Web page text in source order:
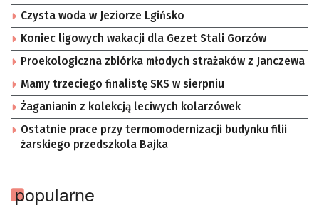
Czysta woda w Jeziorze Lgińsko
Koniec ligowych wakacji dla Gezet Stali Gorzów
Proekologiczna zbiórka młodych strażaków z Janczewa
Mamy trzeciego finalistę SKS w sierpniu
Żaganianin z kolekcją leciwych kolarzówek
Ostatnie prace przy termomodernizacji budynku filii
żarskiego przedszkola Bajka
popularne